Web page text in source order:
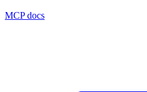
MCP docs